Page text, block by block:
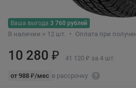
Ваша выгода 3 760 рублей
В наличии > 12 шт. Оплата при
10 280 ₽ 41 120 ₽ за 4 шт.
от 988 ₽/мес в рассрочку